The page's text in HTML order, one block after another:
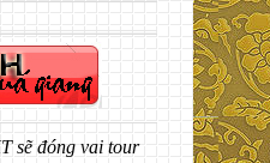
sẽ đóng vai tour